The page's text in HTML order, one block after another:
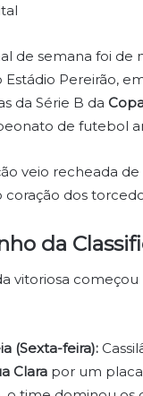
de semana foi de
Pereirão,
da Série B da
de futebol
veio recheada
coração dos
da
vitoriosa
(Sexta-feira):
Clara por um